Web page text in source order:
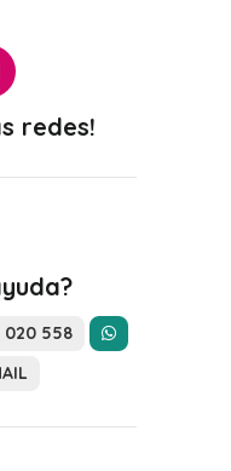
redes!
020 558